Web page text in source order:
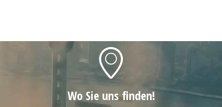
Wo Sie uns finden!